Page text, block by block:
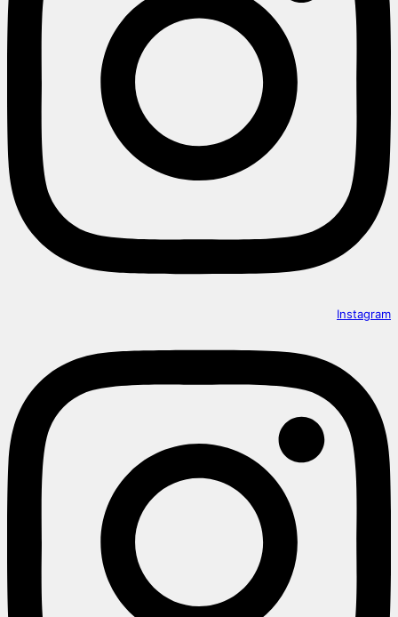
Instagram